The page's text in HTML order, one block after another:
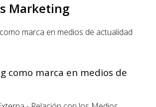
Marketing
como marca en medios de